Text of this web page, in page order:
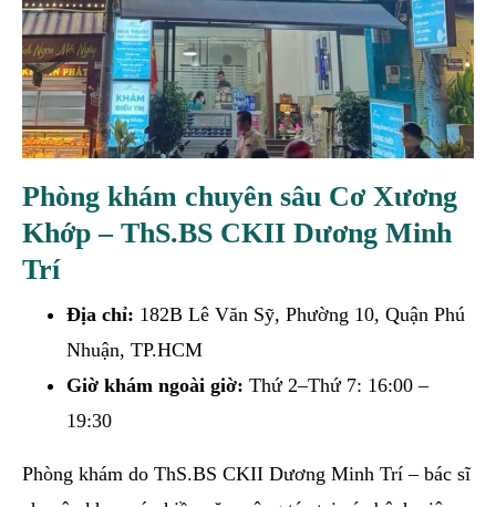
Phòng khám chuyên sâu Cơ Xương
Khớp – ThS.BS CKII Dương Minh
Trí
Địa chỉ: 182B Lê Văn Sỹ, Phường 10, Quận Phú
Nhuận, TP.HCM
Giờ khám ngoài giờ: Thứ 2–Thứ 7: 16:00 –
19:30
Phòng khám do ThS.BS CKII Dương Minh Trí – bác sĩ